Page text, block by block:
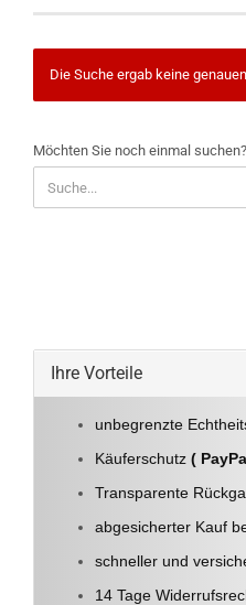
Die Suche ergab keine
MÖCHTEN
SIE
NOCH
EINMAL
Möchten Sie noch einmal suchen?
Ihre Vorteile
unbegrenzte
Käuferschutz (
Transparente
abgesicherter Kauf
schneller und
14 Tage